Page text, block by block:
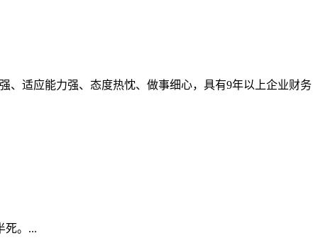
、适应能力强、态度热忱、做事细心，具有9年以上企业财务
死。...